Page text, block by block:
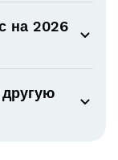
на 2026